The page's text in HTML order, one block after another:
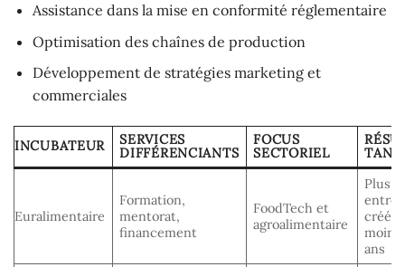
Assistance dans la mise en conformité réglementaire
Optimisation des chaînes de production
Développement de stratégies marketing et
commerciales
INCUBATEUR
SERVICES
DIFFÉRENCIANTS
FOCUS
SECTORIEL
Euralimentaire
Formation,
mentorat,
financement
FoodTech et
agroalimentaire
Plus
moins
ans